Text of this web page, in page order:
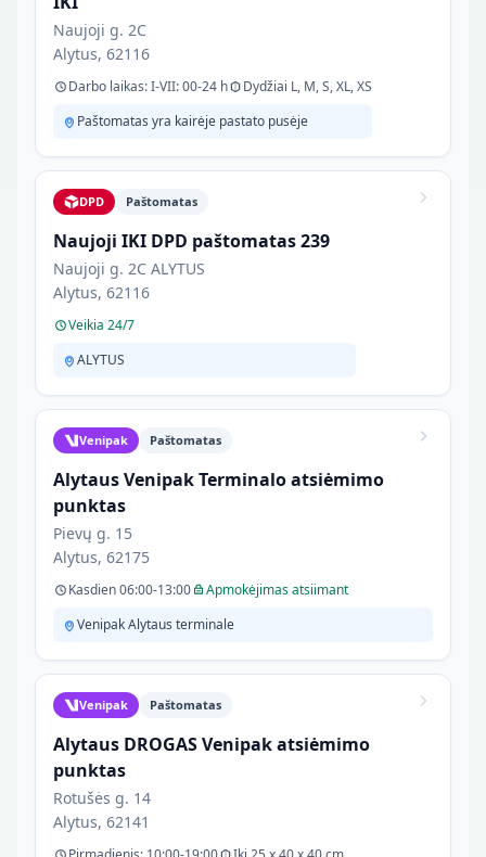
Naujoji g. 2C
Alytus, 62116
Darbo laikas: I-VII: 00-24 h
Dydžiai L, M, S, XL, XS
Paštomatas yra kairėje pastato pusėje
DPD Paštomatas
Naujoji IKI DPD paštomatas 239
Naujoji g. 2C ALYTUS
Alytus, 62116
Veikia 24/7
ALYTUS
Venipak Paštomatas
Alytaus Venipak Terminalo atsiėmimo
punktas
Pievų g. 15
Alytus, 62175
Kasdien 06:00-13:00
Apmokėjimas atsiimant
Venipak Alytaus terminale
Venipak Paštomatas
Alytaus DROGAS Venipak atsiėmimo
punktas
Rotušės g. 14
Alytus, 62141